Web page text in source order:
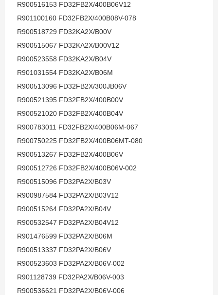
R900516153 FD32FB2X/400B06V12
R901100160 FD32FB2X/400B08V-078
R900518729 FD32KA2X/B00V
R900515067 FD32KA2X/B00V12
R900523558 FD32KA2X/B04V
R901031554 FD32KA2X/B06M
R900513096 FD32FB2X/300JB06V
R900521395 FD32FB2X/400B00V
R900521020 FD32FB2X/400B04V
R900783011 FD32FB2X/400B06M-067
R900750225 FD32FB2X/400B06MT-080
R900513267 FD32FB2X/400B06V
R900512726 FD32FB2X/400B06V-002
R900515096 FD32PA2X/B03V
R900987584 FD32PA2X/B03V12
R900515264 FD32PA2X/B04V
R900532547 FD32PA2X/B04V12
R901476599 FD32PA2X/B06M
R900513337 FD32PA2X/B06V
R900523603 FD32PA2X/B06V-002
R901128739 FD32PA2X/B06V-003
R900536621 FD32PA2X/B06V-006